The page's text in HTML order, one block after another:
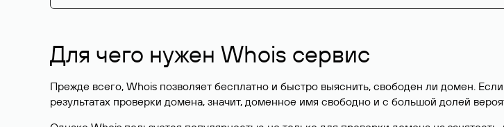
Для чего нужен Whois сервис
Прежде всего, Whois позволяет бесплатно и быстро выяснить, свободен ли домен.
результатах проверки домена, значит, доменное имя свободно и с большой долей